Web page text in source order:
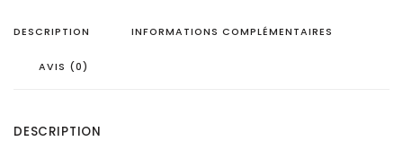
L
DESCRIPTION INFORMATIONS COMPLÉMENTAIRES
AVIS (0)
DESCRIPTION